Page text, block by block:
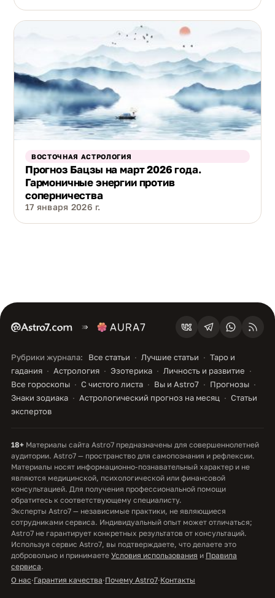
ВОСТОЧНАЯ АСТРОЛОГИЯ
Прогноз Бацзы на март 2026 года.
Гармоничные энергии против
соперничества
17 января 2026 г.
Рубрики журнала: Все статьи Лучшие статьи
Таро и
гадания
Астрология Эзотерика
Личность и развитие
Все гороскопы
С чистого листа Вы и Astro7
Прогнозы
Знаки зодиака
Астрологический прогноз на месяц
Статьи
экспертов
18+ Материалы сайта Astro7 предназначены для совершеннолетней
аудитории. Astro7 — пространство для самопознания и рефлексии.
Материалы носят информационно-познавательный характер и не
являются медицинской, психологической или финансовой
консультацией. Для получения профессиональной помощи
обратитесь к соответствующему специалисту.
Эксперты Astro7 — независимые практики, не являющиеся
сотрудниками сервиса. Индивидуальный опыт может отличаться;
Astro7 не гарантирует конкретных результатов от консультаций.
Используя сервис Astro7, вы подтверждаете, что делаете это
добровольно и принимаете Условия использования и Правила
сервиса.
О нас·Гарантия качества·Почему Astro7·Контакты